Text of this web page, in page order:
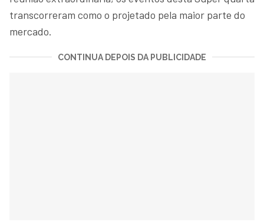
transcorreram como o projetado pela maior parte do
mercado.
CONTINUA DEPOIS DA PUBLICIDADE